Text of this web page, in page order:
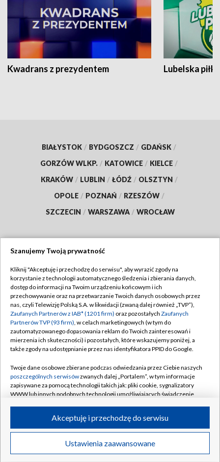
Kwadrans z prezydentem Lubelska piłka
BIAŁYSTOK / BYDGOSZCZ / GDAŃSK /
GORZÓW WLKP. / KATOWICE / KIELCE /
KRAKÓW / LUBLIN / ŁÓDŹ / OLSZTYN /
OPOLE / POZNAŃ / RZESZÓW /
SZCZECIN / WARSZAWA / WROCŁAW
TVP
Abonament TVP
Emisja w TVP
Centrum informacji TVP
Naziemna Telewizja Cyfrowa
Rada Programowa
System NOS
Informacje o nadawcy
Program dla prasy
Ogłoszenie przetargowe
Regulamin TVP
Polityka prywatności
Moje zgody
Pomoc
Kontakt
Kanały
©2026 Telewizja Polska S.A. w likwidacji
Szanujemy Twoją prywatność
Kliknij "Akceptuję i przechodzę do serwisu", aby wyrazić zgody na
korzystanie z technologii automatycznego śledzenia i zbierania danych,
dostęp do informacji na Twoim urządzeniu końcowym i ich
przechowywanie oraz na przetwarzanie Twoich danych osobowych przez
nas, czyli Telewizję Polską S.A. w likwidacji (zwaną dalej również „TVP”),
Zaufanych Partnerów z IAB* (1201 firm) oraz pozostałych Zaufanych
Partnerów TVP (93 firm), w celach marketingowych (w tym do
zautomatyzowanego dopasowania reklam do Twoich zainteresowań i
mierzenia ich skuteczności) i pozostałych, które wskazujemy poniżej, a
także zgody na udostępnianie przez nas identyfikatora PPID do Google.
Twoje dane osobowe zbierane podczas odwiedzania przez Ciebie naszych
poszczególnych serwisówzwanych dalej „Portalem”, w tym informacje
zapisywane za pomocą technologii takich jak: pliki cookie, sygnalizatory
WWW lub innych podobnych technologii umożliwiających świadczenie
ruchu w Internecie.
Twoje dane osobowe zbierane podczas odwiedzania przez Ciebie
poszczególnych serwisówna Portalu, takie jak adresy IP, identyfikatory
Ustawienia zaawansowane
Akceptuję i przechodzę do serwisu